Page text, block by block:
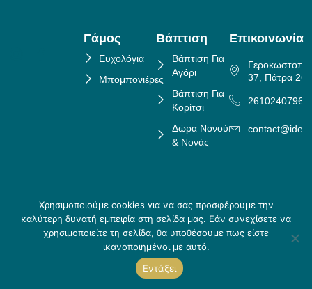
Γάμος
Ευχολόγια
Μπομπονιέρες
Βάπτιση
Βάπτιση Για
Αγόρι
Βάπτιση Για
Κορίτσι
Δώρα Νονού
& Νονάς
Επικοινωνία
37, Πάτρα
2610240796
Copyright ©
2026 Idea
Crafted
by
Πολιτική Επιστροφών
Πολιτική Απορρήτου
Τρόποι αποστολής & Τρόποι
πληρωμής
Χρησιμοποιούμε cookies για να σας προσφέρουμε την
καλύτερη δυνατή εμπειρία στη σελίδα μας. Εάν συνεχίσετε να
χρησιμοποιείτε τη σελίδα, θα υποθέσουμε πως είστε
ικανοποιημένοι με αυτό.
Εντάξει